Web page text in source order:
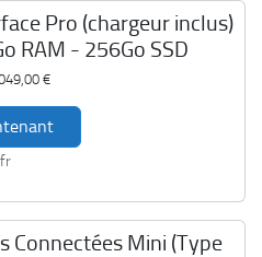
Pro (chargeur inclus)
RAM - 256Go SSD
€
Connectées Mini (Type